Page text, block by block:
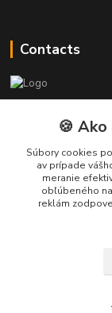
Contacts
+421
(Mo-Fri, 9-
🍪
Súbory cookies
av prípade
meranie
obľúbeného
reklám